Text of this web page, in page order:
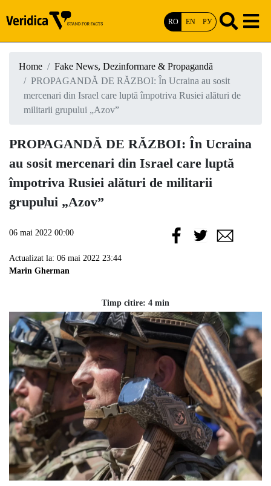
RO EN РУ
Home
Fake News, Dezinformare & Propagandă
PROPAGANDĂ DE RĂZBOI: În Ucraina au sosit
mercenari din Israel care luptă împotriva Rusiei alături de
militarii grupului „Azov”
PROPAGANDĂ DE RĂZBOI: În Ucraina
au sosit mercenari din Israel care luptă
împotriva Rusiei alături de militarii
grupului „Azov”
06 mai 2022 00:00
Actualizat la: 06 mai 2022 23:44
Marin Gherman
Timp citire: 4 min